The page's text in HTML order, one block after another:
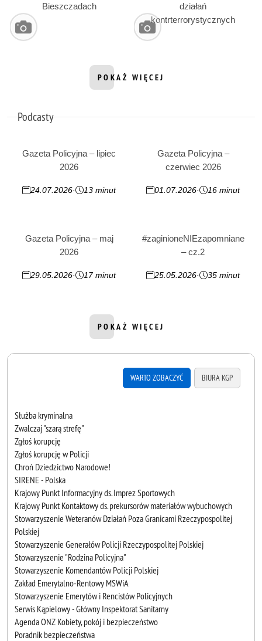
Bieszczadach
działań
kontrterrorystycznych
POKAŻ WIĘCEJ
INFORMACJI Z DZIAŁU GALERIE
Podcasty
Gazeta Policyjna – lipiec
2026
Publikacja:
24.07.2026·
Czas trwania podcastu:
13 minut
Gazeta Policyjna –
czerwiec 2026
Publikacja:
01.07.2026·
Czas trwania podcastu:
16 minut
Gazeta Policyjna – maj
2026
Publikacja:
29.05.2026·
Czas trwania podcastu:
17 minut
#zaginioneNIEzapomniane
– cz.2
Publikacja:
25.05.2026·
Czas trwania podcastu:
35 minut
POKAŻ WIĘCEJ
INFORMACJI Z DZIAŁU PODCASTY
WARTO ZOBACZYĆ BIURA KGP
Służba kryminalna
Zwalczaj "szarą strefę"
Zgłoś korupcję
Zgłoś korupcję w Policji
Chroń Dziedzictwo Narodowe!
SIRENE - Polska
Krajowy Punkt Informacyjny ds. Imprez Sportowych
Krajowy Punkt Kontaktowy ds. prekursorów materiałów wybuchowych
Stowarzyszenie Weteranów Działań Poza Granicami Rzeczypospolitej
Polskiej
Stowarzyszenie Generałów Policji Rzeczypospolitej Polskiej
Stowarzyszenie "Rodzina Policyjna"
Stowarzyszenie Komendantów Policji Polskiej
Zakład Emerytalno-Rentowy MSWiA
Stowarzyszenie Emerytów i Rencistów Policyjnych
Serwis Kąpielowy - Główny Inspektorat Sanitarny
Agenda ONZ Kobiety, pokój i bezpieczeństwo
Poradnik bezpieczeństwa